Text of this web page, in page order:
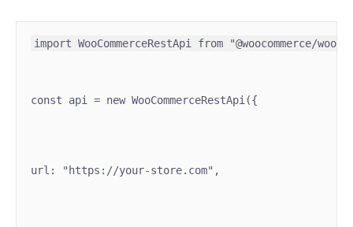
import WooCommerceRestApi from "@woocommerce/
const api = new WooCommerceRestApi({
url: "https://your-store.com",